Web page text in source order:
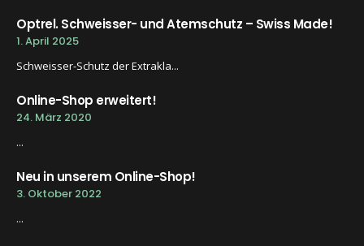
Optrel. Schweisser- und Atemschutz – Swiss Made!
1. April 2025
Schweisser-Schutz der Extrakla...
Online-Shop erweitert!
24. März 2020
...
Neu in unserem Online-Shop!
3. Oktober 2022
...